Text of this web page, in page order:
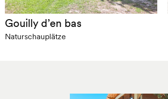
Gouilly d’en bas
Naturschauplätze